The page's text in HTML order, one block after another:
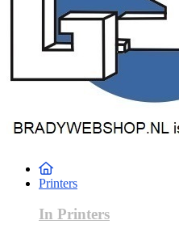
Printers
In Printers